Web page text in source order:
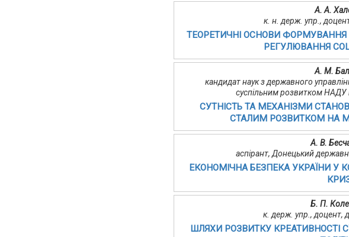
А. А.
к. н. держ. упр.,
ТЕОРЕТИЧНІ ОСНОВИ ФОРМУВАННЯ
РЕГУЛЮВАННЯ
А. М.
кандидат наук з державного
суспільним розвитком НАДУ
СУТНІСТЬ ТА МЕХАНІЗМИ
СТАЛИМ РОЗВИТКОМ НА
А. В.
аспірант, Донецький
ЕКОНОМІЧНА БЕЗПЕКА УКРАЇНИ У
Б. П.
к. держ. упр., доцент,
ШЛЯХИ РОЗВИТКУ КРЕАТИВНОСТІ